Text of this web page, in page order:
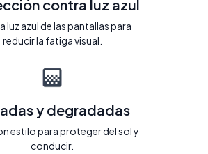
contra luz azul
luz azul de las pantallas para
reducir la fatiga visual.
y degradadas
estilo para proteger del sol y
conducir.